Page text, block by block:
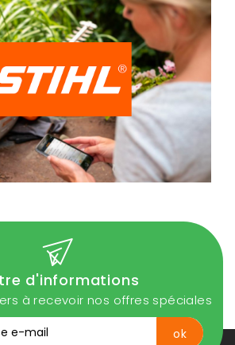
d'informations
à recevoir nos offres spéciales